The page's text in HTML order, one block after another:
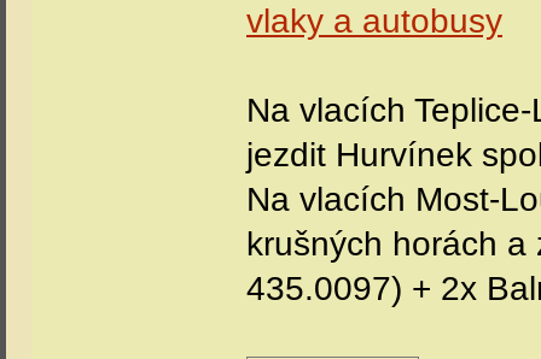
vlaky a autobusy
Na vlacích
jezdit Hurvínek
Na vlacích Most-
krušných horách a
435.0097) + 2x